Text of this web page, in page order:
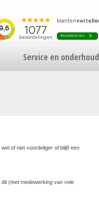
Service en onderhoud
of niet voordeliger of blijft een
(met medewerking van vele